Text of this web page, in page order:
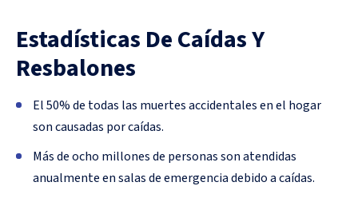
Estadísticas De Caídas Y
Resbalones
El 50% de todas las muertes accidentales en el hogar
son causadas por caídas.
Más de ocho millones de personas son atendidas
anualmente en salas de emergencia debido a caídas.